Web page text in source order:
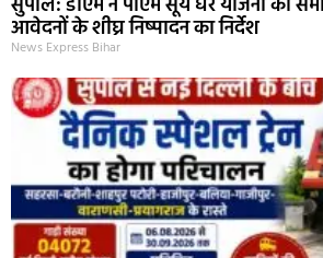
सुपौल: डीएम ने पीएम सूर्य घर योजना की
आवेदनों के शीघ्र निष्पादन का निर्देश
News Express Bihar